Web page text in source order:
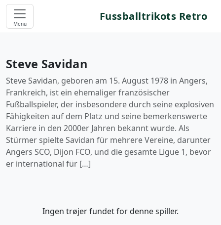
Menu
Fussballtrikots Retro
Steve Savidan
Steve Savidan, geboren am 15. August 1978 in Angers,
Frankreich, ist ein ehemaliger französischer
Fußballspieler, der insbesondere durch seine explosiven
Fähigkeiten auf dem Platz und seine bemerkenswerte
Karriere in den 2000er Jahren bekannt wurde. Als
Stürmer spielte Savidan für mehrere Vereine, darunter
Angers SCO, Dijon FCO, und die gesamte Ligue 1, bevor
er international für […]
Ingen trøjer fundet for denne spiller.